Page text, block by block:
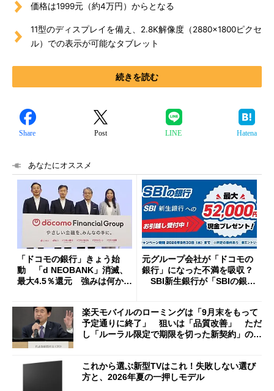
価格は1999元（約4万円）からとなる
11型のディスプレイを備え、2.8K解像度（2880×1800ピクセ
ル）での表示が可能なタブレット
続きを読む
Share Post LINE Hatena
あなたにオススメ
「ドコモの銀行」きょう始
動 「d NEOBANK」消滅、
最大4.5％還元 強みは何か解
元グループ会社が「ドコモの
銀行」になった不満を吸収？
SBI新生銀行が「SBIの銀
開催
楽天モバイルのローミングは「9月末をもって
予定通りに終了」 狙いは「品質改善」 ただ
し「ルーラル限定で期限を切った新契約」の可
これから選ぶ新型TVはこれ！失敗しない選び
方と、2026年夏の一押しモデル